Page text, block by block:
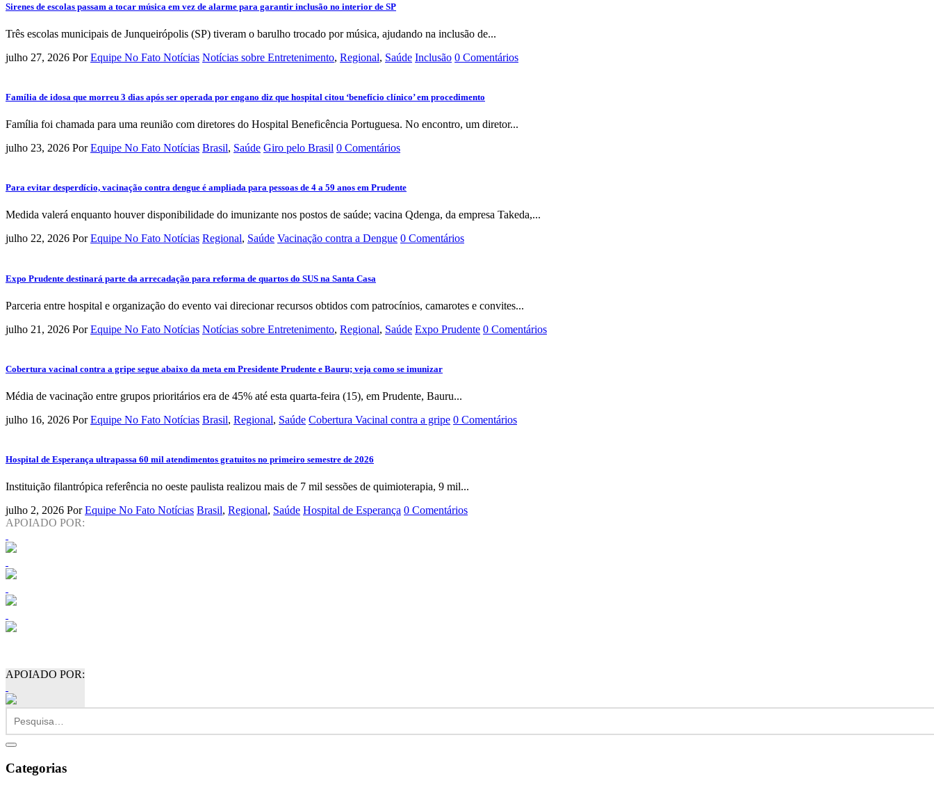
Sirenes de escolas passam a tocar música em vez de alarme para garantir inclusão no interior de SP
Três escolas municipais de Junqueirópolis (SP) tiveram o barulho trocado por música, ajudando na inclusão de...
julho 27, 2026 Por Equipe No Fato Notícias Notícias sobre Entretenimento, Regional, Saúde Inclusão 0 Comentários
Família de idosa que morreu 3 dias após ser operada por engano diz que hospital citou ‘benefício clínico’ em procedimento
Família foi chamada para uma reunião com diretores do Hospital Beneficência Portuguesa. No encontro, um diretor...
julho 23, 2026 Por Equipe No Fato Notícias Brasil, Saúde Giro pelo Brasil 0 Comentários
Para evitar desperdício, vacinação contra dengue é ampliada para pessoas de 4 a 59 anos em Prudente
Medida valerá enquanto houver disponibilidade do imunizante nos postos de saúde; vacina Qdenga, da empresa Takeda,...
julho 22, 2026 Por Equipe No Fato Notícias Regional, Saúde Vacinação contra a Dengue 0 Comentários
Expo Prudente destinará parte da arrecadação para reforma de quartos do SUS na Santa Casa
Parceria entre hospital e organização do evento vai direcionar recursos obtidos com patrocínios, camarotes e convites...
julho 21, 2026 Por Equipe No Fato Notícias Notícias sobre Entretenimento, Regional, Saúde Expo Prudente 0 Comentários
Cobertura vacinal contra a gripe segue abaixo da meta em Presidente Prudente e Bauru; veja como se imunizar
Média de vacinação entre grupos prioritários era de 45% até esta quarta-feira (15), em Prudente, Bauru...
julho 16, 2026 Por Equipe No Fato Notícias Brasil, Regional, Saúde Cobertura Vacinal contra a gripe 0 Comentários
Hospital de Esperança ultrapassa 60 mil atendimentos gratuitos no primeiro semestre de 2026
Instituição filantrópica referência no oeste paulista realizou mais de 7 mil sessões de quimioterapia, 9 mil...
julho 2, 2026 Por Equipe No Fato Notícias Brasil, Regional, Saúde Hospital de Esperança 0 Comentários
APOIADO POR:
APOIADO POR:
Categorias